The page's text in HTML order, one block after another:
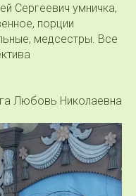
Сергеевич умничка,
порции
медсестры. Все
Любовь Николаевна